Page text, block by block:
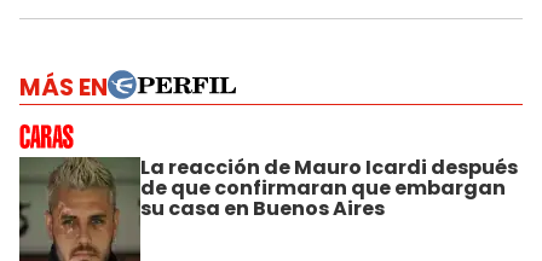
MÁS EN
La reacción de Mauro Icardi después
de que confirmaran que embargan
su casa en Buenos Aires